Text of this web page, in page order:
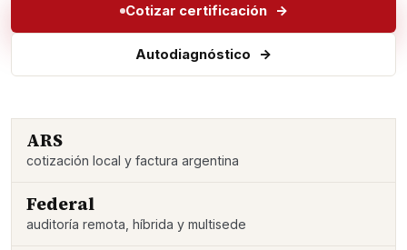
Cotizar certificación
Autodiagnóstico
ARS
cotización local y factura argentina
Federal
auditoría remota, híbrida y multisede